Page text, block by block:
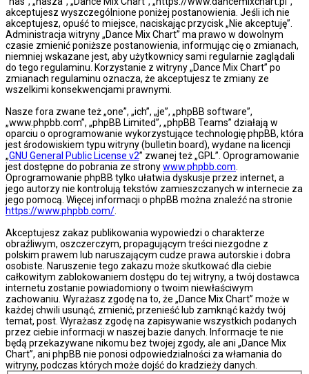
akceptujesz wyszczególnione poniżej postanowienia. Jeśli ich nie
akceptujesz, opuść to miejsce, naciskając przycisk „Nie akceptuję”.
Administracja witryny „Dance Mix Chart” ma prawo w dowolnym
czasie zmienić poniższe postanowienia, informując cię o zmianach,
niemniej wskazane jest, aby użytkownicy sami regularnie zaglądali
do tego regulaminu. Korzystanie z witryny „Dance Mix Chart” po
zmianach regulaminu oznacza, że akceptujesz te zmiany ze
wszelkimi konsekwencjami prawnymi.
Nasze fora zwane też „one”, „ich”, „je”, „phpBB software”,
„www.phpbb.com”, „phpBB Limited”, „phpBB Teams” działają w
oparciu o oprogramowanie wykorzystujące technologię phpBB, która
jest środowiskiem typu witryny (bulletin board), wydane na licencji
„GNU General Public License v2” zwanej też „GPL”. Oprogramowanie
jest dostępne do pobrania ze stronywww.phpbb.com
Oprogramowanie phpBB tylko ułatwia dyskusje przez internet, a
jego autorzy nie kontrolują tekstów zamieszczanych w internecie za
jego pomocą. Więcej informacji o phpBB można znaleźć na stronie
https://www.phpbb.com/
Akceptujesz zakaz publikowania wypowiedzi o charakterze
obraźliwym, oszczerczym, propagującym treści niezgodne z
polskim prawem lub naruszającym cudze prawa autorskie i dobra
osobiste. Naruszenie tego zakazu może skutkować dla ciebie
całkowitym zablokowaniem dostępu do tej witryny, a twój dostawca
internetu zostanie powiadomiony o twoim niewłaściwym
zachowaniu. Wyrażasz zgodę na to, że „Dance Mix Chart” może w
każdej chwili usunąć, zmienić, przenieść lub zamknąć każdy twój
temat, post. Wyrażasz zgodę na zapisywanie wszystkich podanych
przez ciebie informacji w naszej bazie danych. Informacje te nie
będą przekazywane nikomu bez twojej zgody, ale ani „Dance Mix
Chart”, ani phpBB nie ponosi odpowiedzialności za włamania do
witryny, podczas których może dojść do kradzieży danych.